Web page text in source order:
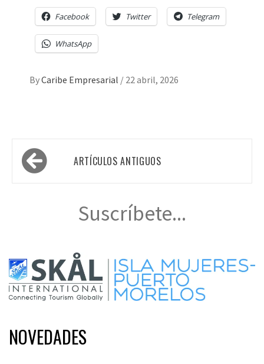
Facebook Twitter Telegram
WhatsApp
ByCaribe Empresarial / 22 abril, 2026
Navegación
de ARTÍCULOS ANTIGUOS
Suscríbete...
NOVEDADES